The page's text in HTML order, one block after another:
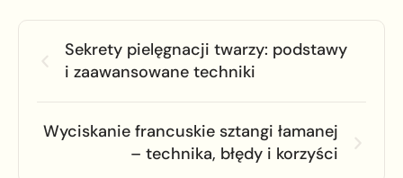
Sekrety pielęgnacji twarzy: podstawy
i zaawansowane techniki
Wyciskanie francuskie sztangi łamanej
– technika, błędy i korzyści